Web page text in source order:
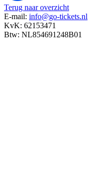
Terug naar overzicht
E-mail: info@go-tickets.nl
KvK: 62153471
Btw: NL854691248B01